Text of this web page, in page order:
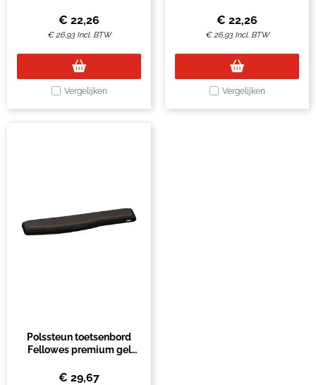
€ 22,26
€26,93 Incl. BTW
Vergelijken
€ 22,26
€26,93 Incl. BTW
Vergelijken
Polssteun toetsenbord
Fellowes premium gel
€ 29,67